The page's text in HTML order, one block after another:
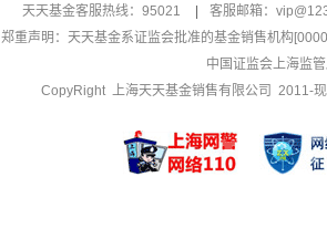
天天基金客服热线：95021
客服邮箱：
郑重声明： 天天基金系证监会批准的基金销售机构
中国证监会上海监
CopyRight 上海天天基金销售有限公司 2011-